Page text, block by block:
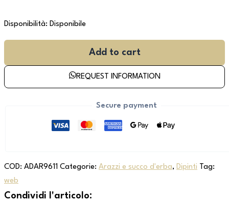
Disponibilità: Disponibile
Add to cart
REQUEST INFORMATION
Secure payment
COD: ADAR9611 Categorie: Arazzi e succo d'erba, Dipinti Tag:
web